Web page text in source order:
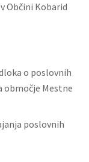
Občini Kobarid
o poslovnih
Mestne
poslovnih